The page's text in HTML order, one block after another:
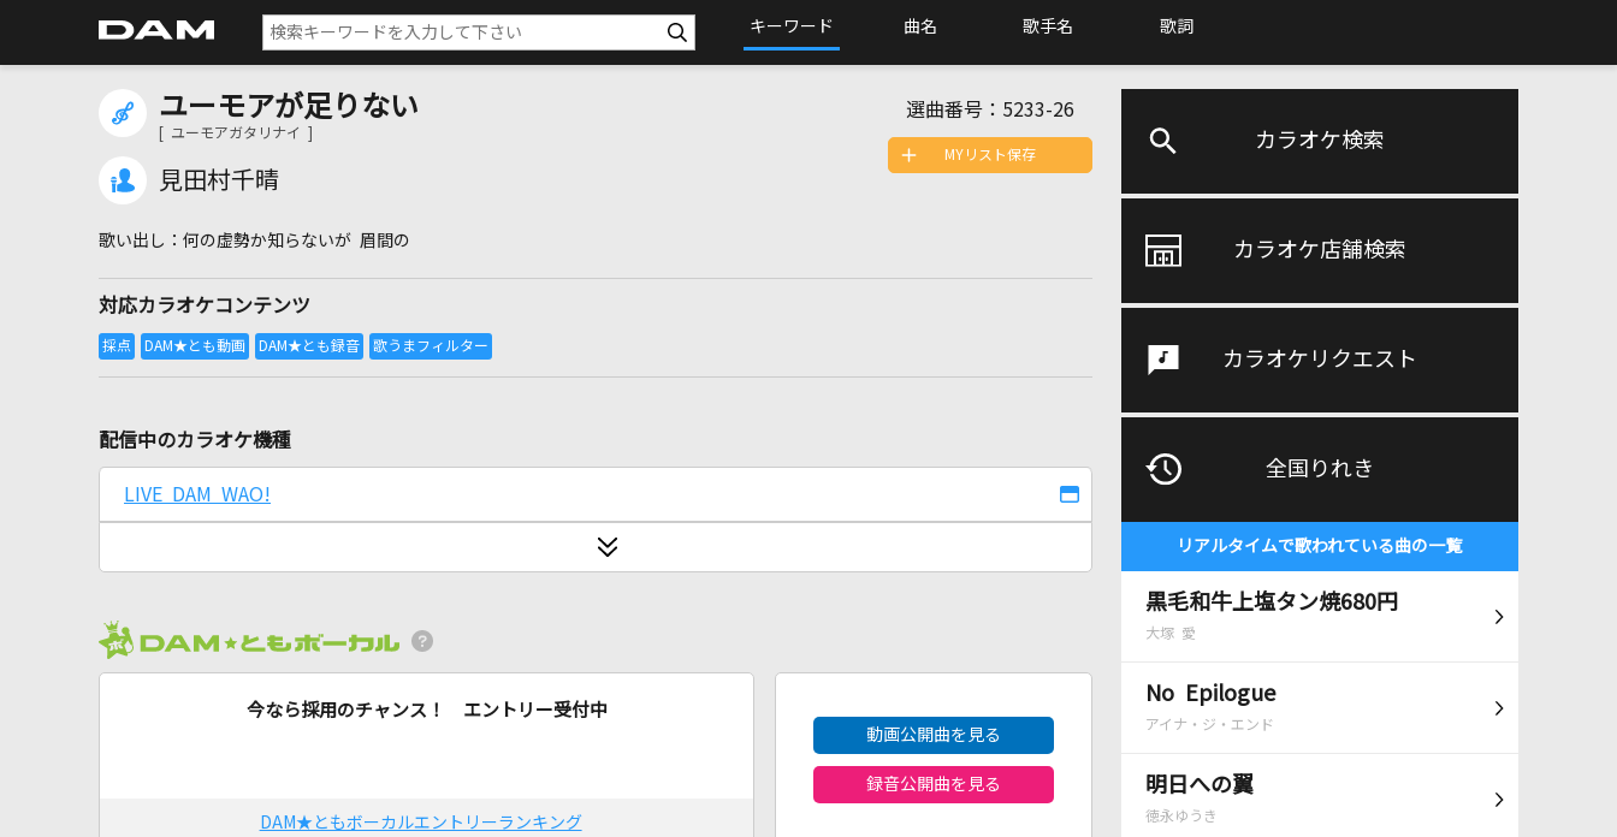
キーワード 曲名 歌手名 歌詞
カラオケ検索
カラオケ店舗検索
カラオケリクエスト
全国りれき
リアルタイムで歌われている曲の一覧
黒毛和牛上塩タン焼680円
大塚 愛
No Epilogue
アイナ・ジ・エンド
明日への翼
徳永ゆうき
ユーモアが足りない
[ ユーモアガタリナイ ]
見田村千晴
選曲番号： 5233-26
何の虚勢か知らないが 眉間の
対応カラオケコンテンツ
MYリスト保存
配信中のカラオケ機種
LIVE DAM WAO!
今なら採用のチャンス！ エントリー受付中
DAM★ともボーカルエントリーランキング
動画公開曲を見る
録音公開曲を見る